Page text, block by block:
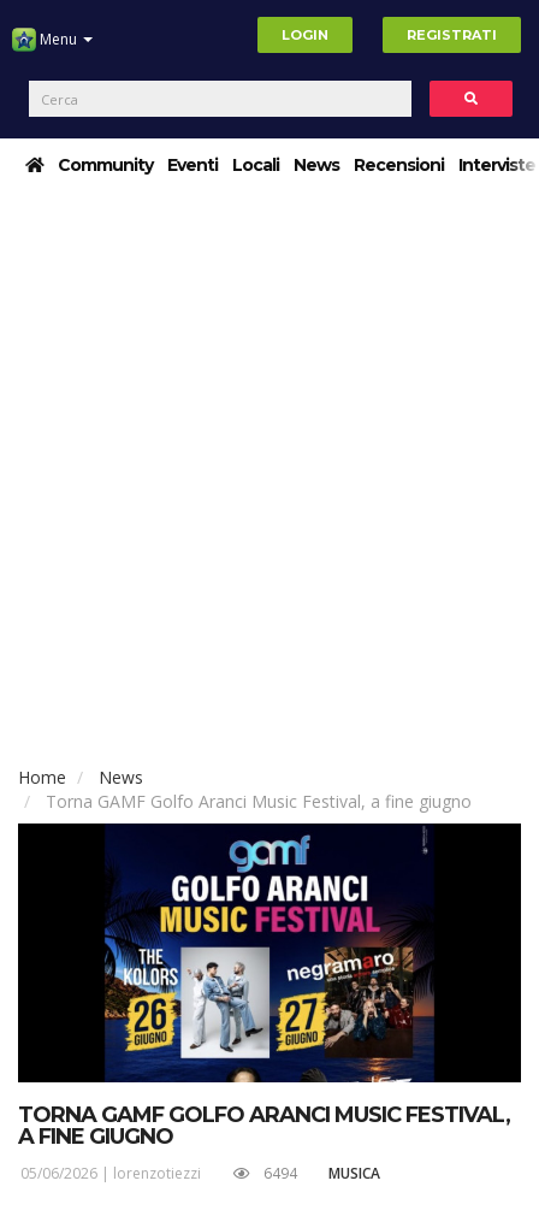
Menu LOGIN REGISTRATI
Community Eventi Locali News Recensioni Interviste
Home
News
Torna GAMF Golfo Aranci Music Festival, a fine giugno
TORNA GAMF GOLFO ARANCI MUSIC FESTIVAL,
A FINE GIUGNO
05/06/2026 | lorenzotiezzi 6494 MUSICA